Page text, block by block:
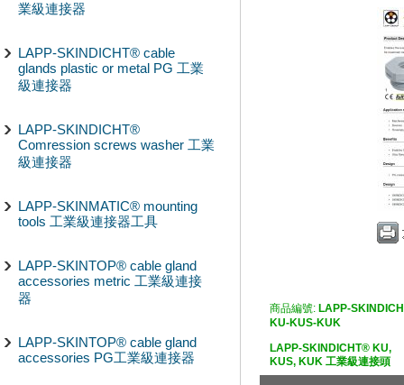
業級連接器
LAPP-SKINDICHT® cable
glands plastic or metal PG 工業
級連接器
LAPP-SKINDICHT®
Comression screws washer 工業
級連接器
LAPP-SKINMATIC® mounting
tools 工業級連接器工具
LAPP-SKINTOP® cable gland
accessories metric 工業級連接
器
LAPP-SKINTOP® cable gland
accessories PG工業級連接器
商品編號: LAPP-
KU-KUS-KUK
LAPP-SKINDICHT® KU,
KUS, KUK 工業級連接頭